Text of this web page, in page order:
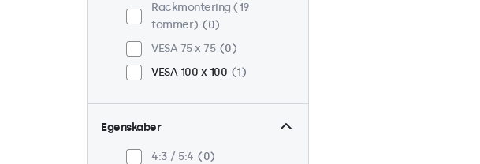
Rackmontering (19
tommer)
0
VESA 75 x 75
0
VESA 100 x 100
1
Egenskaber
4:3 / 5:4
0